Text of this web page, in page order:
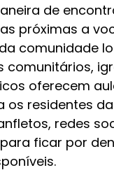
de
próximas a
comunidade
comunitários,
oferecem
os residentes
redes
ficar por